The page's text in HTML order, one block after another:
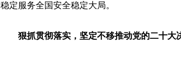
稳定服务全国安全稳定大局。
狠抓贯彻落实，坚定不移推动党的二十大